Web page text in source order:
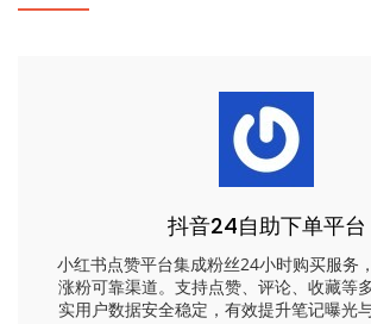
抖音24自助下单平台
小红书点赞平台集成粉丝24小时购买服务
涨粉可靠渠道。支持点赞、评论、收藏等
实用户数据安全稳定，有效提升笔记曝光